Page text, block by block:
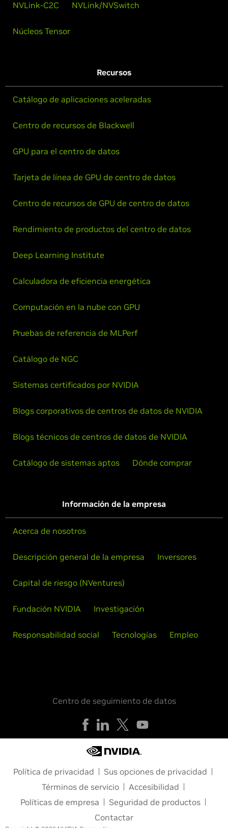
NVLink-C2C NVLink/NVSwitch
Núcleos Tensor
Recursos
Catálogo de aplicaciones aceleradas
Centro de recursos de Blackwell
GPU para el centro de datos
Tarjeta de línea de GPU de centro de datos
Centro de recursos de GPU de centro de datos
Rendimiento de productos del centro de datos
Deep Learning Institute
Calculadora de eficiencia energética
Computación en la nube con GPU
Pruebas de referencia de MLPerf
Catálogo de NGC
Sistemas certificados por NVIDIA
Blogs corporativos de centros de datos de NVIDIA
Blogs técnicos de centros de datos de NVIDIA
Catálogo de sistemas aptos Dónde comprar
Información de la empresa
Acerca de nosotros
Descripción general de la empresa Inversores
Capital de riesgo (NVentures)
Fundación NVIDIA Investigación
Responsabilidad social Tecnologías Empleo
Centro de seguimiento de datos
Política de privacidad
Sus opciones de privacidad
Términos de servicio
Accesibilidad
Políticas de empresa
Seguridad de productos
Contactar